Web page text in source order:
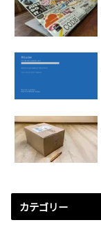
カテゴリー